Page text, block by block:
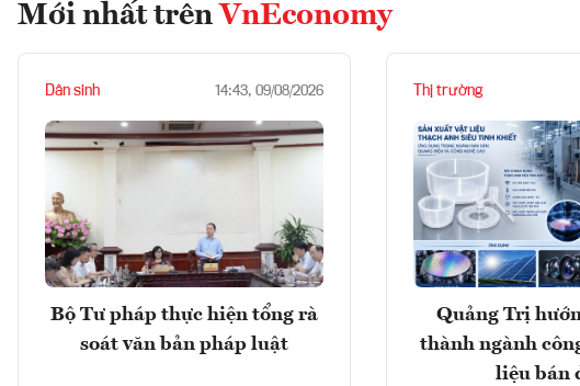
Mới nhất trên VnEconomy
Dân sinh 14:43, 09/08/2026
Bộ Tư pháp thực hiện tổng rà
soát văn bản pháp luật
Thị trường
Quảng Trị
thành ngành
liệu bán